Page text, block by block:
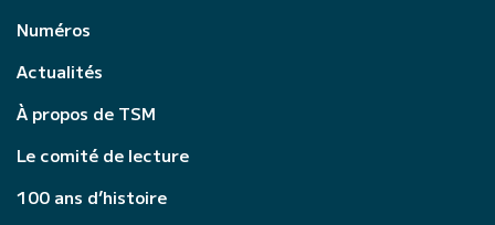
Numéros
Actualités
À propos de TSM
Le comité de lecture
100 ans d’histoire